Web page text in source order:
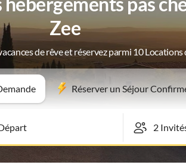
Zee
de rêve et réservez parmi 10 Locations
Réserver un Séjour